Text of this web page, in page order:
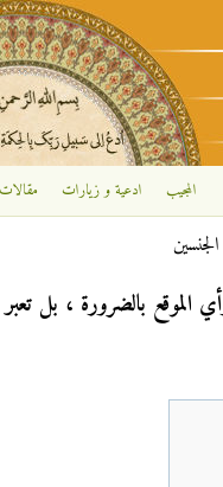
تجاوز إلى المحتوى
المجيب ادعية و زيارات
الموقع بالضرورة ، بل